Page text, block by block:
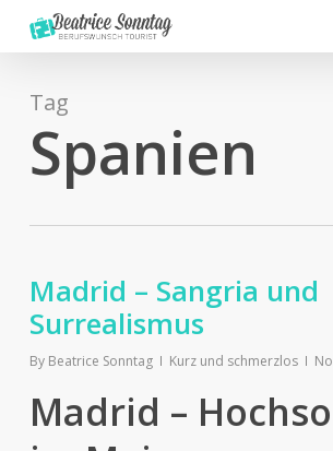
content
Tag
Spanien
Madrid – Sangria und
Surrealismus
By Beatrice Sonntag Kurz und schmerzlos
Madrid –